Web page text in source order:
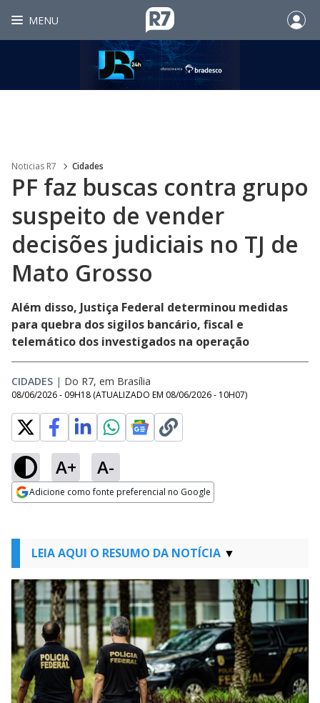
MENU
Noticias R7 Cidades
PF faz buscas contra grupo
suspeito de vender
decisões judiciais no TJ de
Mato Grosso
Além disso, Justiça Federal determinou medidas
para quebra dos sigilos bancário, fiscal e
telemático dos investigados na operação
CIDADES | Do R7, em Brasília
08/06/2026 - 09H18 (ATUALIZADO EM 08/06/2026 - 10H07)
A+ A-
Adicione como fonte preferencial no Google
LEIA AQUI O RESUMO DA NOTÍCIA